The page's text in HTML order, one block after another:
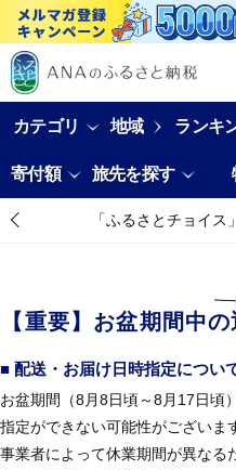
カテゴリ 地域 ランキ
寄付額 旅先を探す
「ふるさとチョイ
【重要】お盆期間中
■ 配送・お届け日時指定につい
お盆期間（8月8日頃～8月17日頃
指定ができない可能性がございま
事業者によって休業期間が異なる